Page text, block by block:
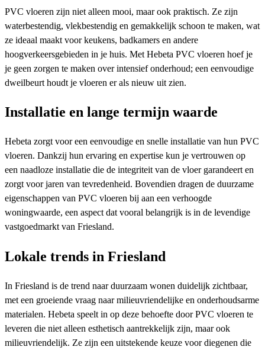
PVC vloeren zijn niet alleen mooi, maar ook praktisch. Ze zijn
waterbestendig, vlekbestendig en gemakkelijk schoon te maken, wat
ze ideaal maakt voor keukens, badkamers en andere
hoogverkeersgebieden in je huis. Met Hebeta PVC vloeren hoef je
je geen zorgen te maken over intensief onderhoud; een eenvoudige
dweilbeurt houdt je vloeren er als nieuw uit zien.
Installatie en lange termijn waarde
Hebeta zorgt voor een eenvoudige en snelle installatie van hun PVC
vloeren. Dankzij hun ervaring en expertise kun je vertrouwen op
een naadloze installatie die de integriteit van de vloer garandeert en
zorgt voor jaren van tevredenheid. Bovendien dragen de duurzame
eigenschappen van PVC vloeren bij aan een verhoogde
woningwaarde, een aspect dat vooral belangrijk is in de levendige
vastgoedmarkt van Friesland.
Lokale trends in Friesland
In Friesland is de trend naar duurzaam wonen duidelijk zichtbaar,
met een groeiende vraag naar milieuvriendelijke en onderhoudsarme
materialen. Hebeta speelt in op deze behoefte door PVC vloeren te
leveren die niet alleen esthetisch aantrekkelijk zijn, maar ook
milieuvriendelijk. Ze zijn een uitstekende keuze voor diegenen die